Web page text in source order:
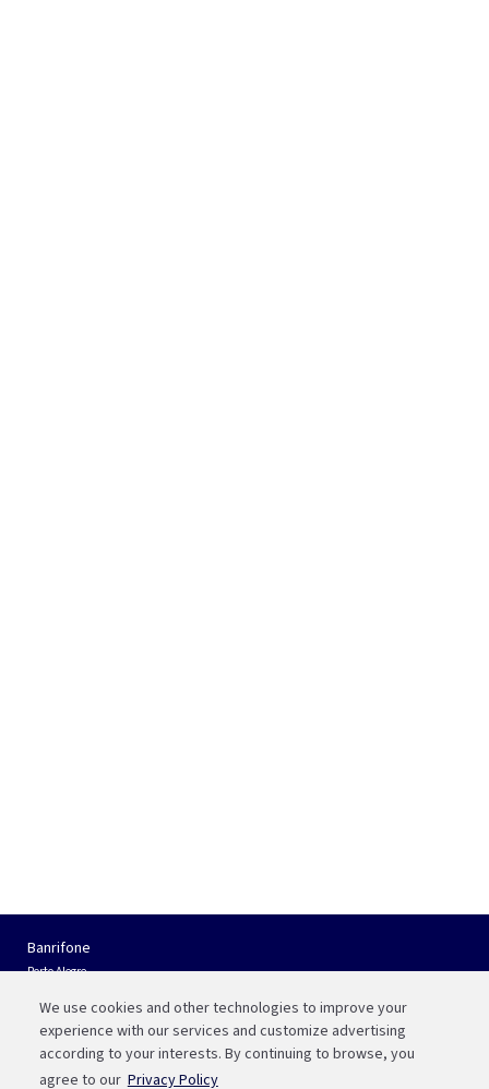
We use cookies and other technologies to improve your
experience with our services and customize advertising
according to your interests. By continuing to browse, you
agree to our Privacy Policy
Banrifone
Porto Alegre
(51) 3210 01 22
Interior do RS e Outros Estados
0800 541 88 55